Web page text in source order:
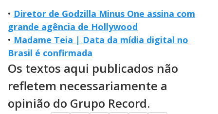
• Diretor de Godzilla Minus One assina com
grande agência de Hollywood
• Madame Teia | Data da mídia digital no
Brasil é confirmada
Os textos aqui publicados não
refletem necessariamente a
opinião do Grupo Record.